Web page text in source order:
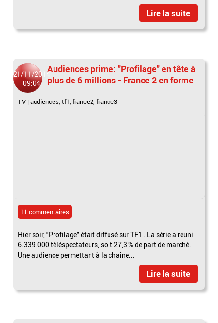
Lire la suite
21/11/2014
09:04
Audiences prime: "Profilage" en tête à
plus de 6 millions - France 2 en forme
TV |audiences ,tf1 ,france2 ,france3
11 commentaires
Hier soir, "Profilage" était diffusé sur TF1 . La série a réuni
6.339.000 téléspectateurs, soit 27,3 % de part de marché.
Une audience permettant à la chaîne...
Lire la suite